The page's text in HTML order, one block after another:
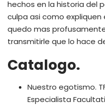
hechos en la historia del
culpa asi­ como
quedo mas
transmitirle que lo hace
Catalogo.
Nuestro egotismo.
Especialista